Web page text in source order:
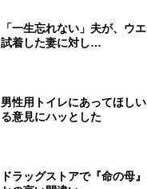
「一生忘れない」夫が、ウ
試着した妻に対し…
男性用トイレにあってほし
る意見にハッとした
ドラッグストアで『命の母